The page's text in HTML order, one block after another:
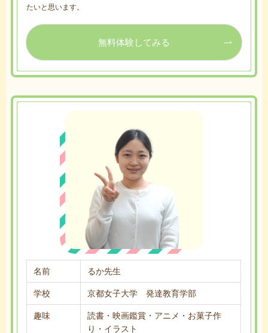
たいと思います。
無料体験してみる
名前 るか先生
学校 京都女子大学 発達教育学部
趣味
読書・映画鑑賞・アニメ・お菓子作
り・イラスト